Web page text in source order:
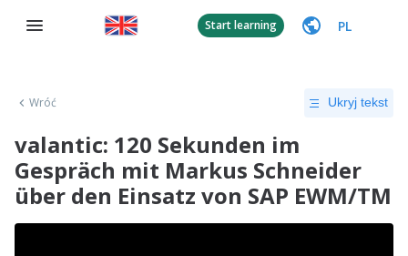
Start learning PL
Wróć Ukryj tekst
valantic: 120 Sekunden im
Gespräch mit Markus Schneider
über den Einsatz von SAP EWM/TM